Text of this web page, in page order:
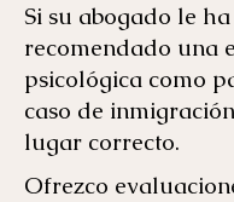
Si su abogado le ha
recomendado una
psicológica como
caso de
lugar correcto.
Ofrezco